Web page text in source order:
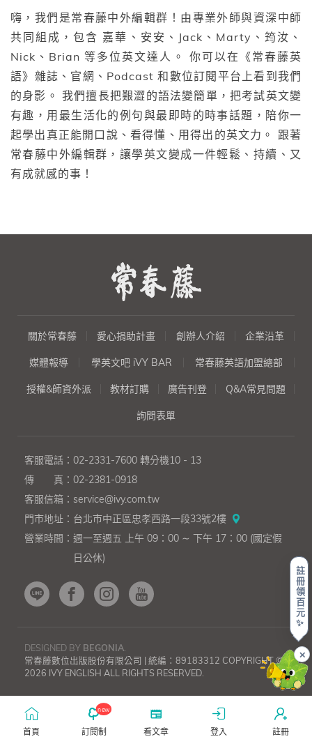
註
冊
領
百
元
✨
✕
首頁
new
訂閱制 看文章 登入 註冊
嗨，我們是常春藤中外編輯群！由專業外師與資深中師
共同組成，包含 嘉華、安安、Jack、Marty、筠汝、
Nick、Brian 等多位英文達人。 你可以在《常春藤英
語》雜誌、官網、Podcast 和數位訂閱平台上看到我們
的身影。 我們擅長把艱澀的語法變簡單，把考試英文變
有趣，用最生活化的例句與最即時的時事話題，陪你一
起學出真正能開口說、看得懂、用得出的英文力。 跟著
常春藤中外編輯群，讓學英文變成一件輕鬆、持續、又
有成就感的事！
上一則
寫
作
下一則
寫
作
關於常春藤 愛心捐助計畫 創辦人介紹 企業沿革
媒體報導 學英文吧 iVY BAR 常春藤英語加盟總部
授權&師資外派 教材訂購 廣告刊登 Q&A常見問題
詢問表單
客服電話： 02-2331-7600 轉分機10 - 13
傳 真： 02-2381-0918
客服信箱： service@ivy.com.tw
門市地址： 台北市中正區忠孝西路一段33號2樓
營業時間： 週一至週五 上午 09：00 ∼ 下午 17：00 (國定假
日公休)
DESIGNED BY BEGONIA
常春藤數位出版股份有限公司 | 統編：89183312 COPYRIGHT ©
2026 IVY ENGLISH ALL RIGHTS RESERVED.